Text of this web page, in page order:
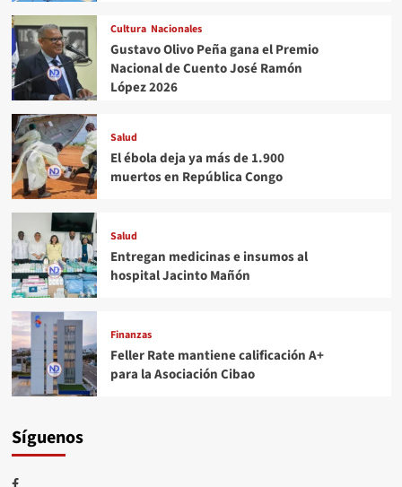
Cultura Nacionales
Gustavo Olivo Peña gana el Premio
Nacional de Cuento José Ramón
López 2026
Salud
El ébola deja ya más de 1.900
muertos en República Congo
Salud
Entregan medicinas e insumos al
hospital Jacinto Mañón
Finanzas
Feller Rate mantiene calificación A+
para la Asociación Cibao
Síguenos